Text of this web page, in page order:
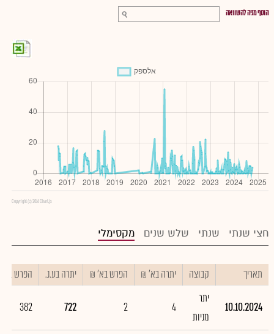
הוסף מניה להשוואה
Copyright (c) 2016 Chart.js
חצי שנתי שנתי שלש שנים מקסימלי
תאריך קבוצה יתרה בא' ₪ הפרש בא' ₪ יתרה בע.נ. הפרש
10.10.2024
יתר
מניות
4
2
722
382